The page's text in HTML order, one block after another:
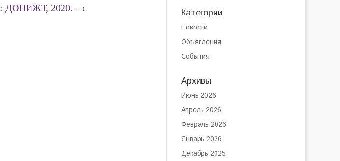
ДОНИЖТ, 2020. – с
Категории
Новости
Объявления
События
Архивы
Июнь 2026
Апрель 2026
Февраль 2026
Январь 2026
Декабрь 2025